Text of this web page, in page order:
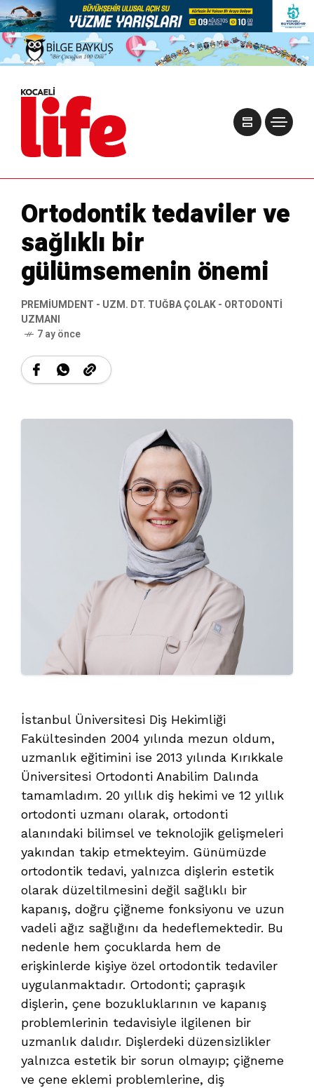
Ortodontik tedaviler ve
sağlıklı bir
gülümsemenin önemi
PREMIUMDENT - UZM. DT. TUĞBA ÇOLAK - ORTODONTI
UZMANI
7 ay önce
İstanbul Üniversitesi Diş Hekimliği
Fakültesinden 2004 yılında mezun oldum,
uzmanlık eğitimini ise 2013 yılında Kırıkkale
Üniversitesi Ortodonti Anabilim Dalında
tamamladım. 20 yıllık diş hekimi ve 12 yıllık
ortodonti uzmanı olarak, ortodonti
alanındaki bilimsel ve teknolojik gelişmeleri
yakından takip etmekteyim. Günümüzde
ortodontik tedavi, yalnızca dişlerin estetik
olarak düzeltilmesini değil sağlıklı bir
kapanış, doğru çiğneme fonksiyonu ve uzun
vadeli ağız sağlığını da hedeflemektedir. Bu
nedenle hem çocuklarda hem de
erişkinlerde kişiye özel ortodontik tedaviler
uygulanmaktadır. Ortodonti; çapraşık
dişlerin, çene bozukluklarının ve kapanış
problemlerinin tedavisiyle ilgilenen bir
uzmanlık dalıdır. Dişlerdeki düzensizlikler
yalnızca estetik bir sorun olmayıp; çiğneme
ve çene eklemi problemlerine, diş